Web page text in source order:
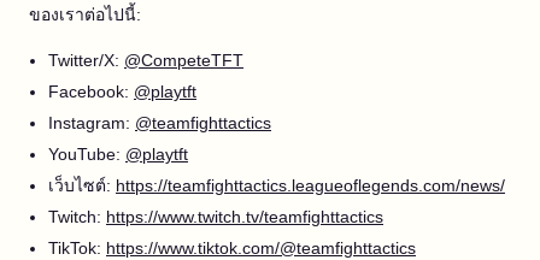
ของเราต่อไปนี้:
Twitter/X: @CompeteTFT
Facebook: @playtft
Instagram: @teamfighttactics
YouTube: @playtft
เว็บไซต์: https://teamfighttactics.leagueoflegends.com/news/
Twitch: https://www.twitch.tv/teamfighttactics
TikTok: https://www.tiktok.com/@teamfighttactics